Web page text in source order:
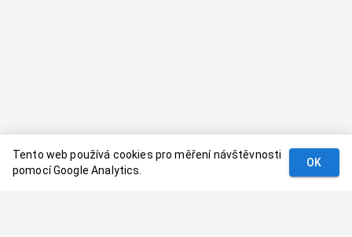
Tento web používá cookies pro měření návštěvnosti
pomocí Google Analytics.
OK